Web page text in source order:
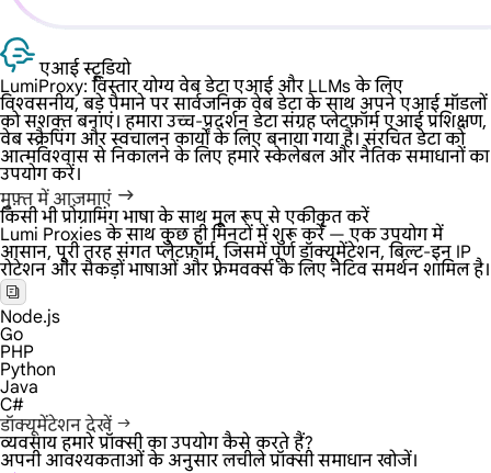
एआई स्टूडियो
LumiProxy: विस्तार योग्य वेब डेटाएआई और LLMs के लिए
विश्वसनीय, बड़े पैमाने पर सार्वजनिक वेब डेटा के साथ अपने एआई मॉडलों
को सशक्त बनाएं। हमारा उच्च-प्रदर्शन डेटा संग्रह प्लेटफ़ॉर्म एआई प्रशिक्षण,
वेब स्क्रैपिंग और स्वचालन कार्यों के लिए बनाया गया है। संरचित डेटा को
आत्मविश्वास से निकालने के लिए हमारे स्केलेबल और नैतिक समाधानों का
उपयोग करें।
मुफ़्त में आज़माएं
किसी भी प्रोग्रामिंग भाषा के साथ मूल रूप से एकीकृत करें
Lumi Proxies के साथ कुछ ही मिनटों में शुरू करें — एक उपयोग में
आसान, पूरी तरह संगत प्लेटफ़ॉर्म, जिसमें पूर्ण डॉक्यूमेंटेशन, बिल्ट-इन IP
रोटेशन और सैकड़ों भाषाओं और फ़्रेमवर्क्स के लिए नेटिव समर्थन शामिल है।
Node.js
Go
PHP
Python
Java
C#
डॉक्यूमेंटेशन देखें
व्यवसाय हमारे प्रॉक्सी का उपयोग कैसे करते हैं?
अपनी आवश्यकताओं के अनुसार लचीले प्रॉक्सी समाधान खोजें।